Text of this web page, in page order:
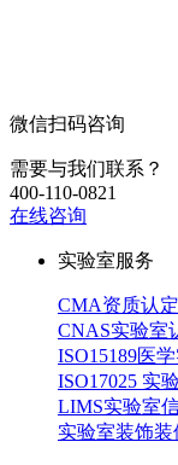
微信扫码咨询
需要与我们联系？
400-110-0821
在线咨询
实验室服务
CMA资质认
CNAS实验室
ISO15189医
ISO17025 实
LIMS实验室
实验室装饰装